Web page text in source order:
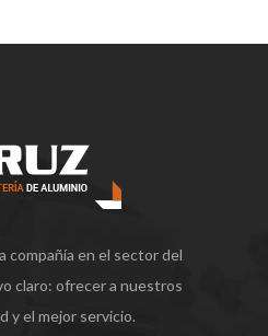
compañía en el sector del
claro: ofrecer a nuestros
y el mejor servicio.